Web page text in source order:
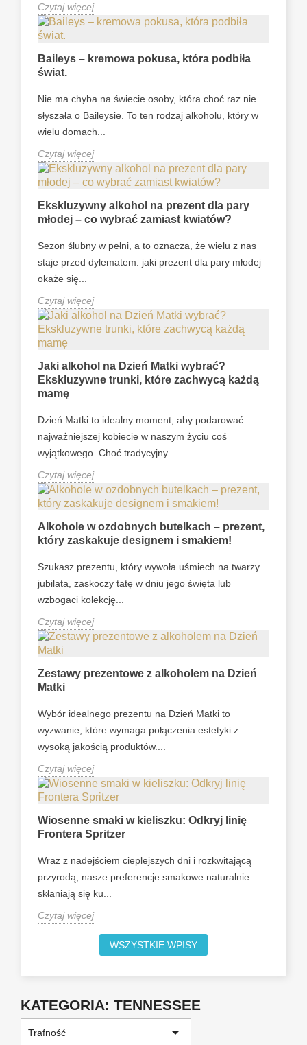
Czytaj więcej
Baileys – kremowa pokusa, która podbiła
świat.
Nie ma chyba na świecie osoby, która choć raz nie
słyszała o Baileysie. To ten rodzaj alkoholu, który w
wielu domach...
Czytaj więcej
Ekskluzywny alkohol na prezent dla pary
młodej – co wybrać zamiast kwiatów?
Sezon ślubny w pełni, a to oznacza, że wielu z nas
staje przed dylematem: jaki prezent dla pary młodej
okaże się...
Czytaj więcej
Jaki alkohol na Dzień Matki wybrać?
Ekskluzywne trunki, które zachwycą każdą
mamę
Dzień Matki to idealny moment, aby podarować
najważniejszej kobiecie w naszym życiu coś
wyjątkowego. Choć tradycyjny...
Czytaj więcej
Alkohole w ozdobnych butelkach – prezent,
który zaskakuje designem i smakiem!
Szukasz prezentu, który wywoła uśmiech na twarzy
jubilata, zaskoczy tatę w dniu jego święta lub
wzbogaci kolekcję...
Czytaj więcej
Zestawy prezentowe z alkoholem na Dzień
Matki
Wybór idealnego prezentu na Dzień Matki to
wyzwanie, które wymaga połączenia estetyki z
wysoką jakością produktów....
Czytaj więcej
Wiosenne smaki w kieliszku: Odkryj linię
Frontera Spritzer
Wraz z nadejściem cieplejszych dni i rozkwitającą
przyrodą, nasze preferencje smakowe naturalnie
skłaniają się ku...
Czytaj więcej
WSZYSTKIE WPISY
KATEGORIA: TENNESSEE
Trafność 